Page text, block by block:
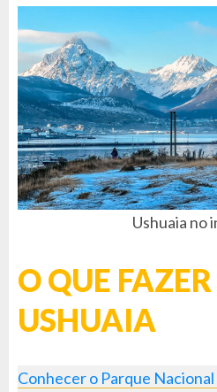
Ushuaia no
O QUE
USHUAIA
Conhecer o Parque